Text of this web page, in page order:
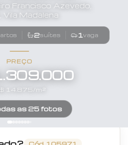
Francisco Azevedo,
Madalena
2suítes 1vaga
PREÇO
14.875/m²
as 25fotos
Cód. 105971